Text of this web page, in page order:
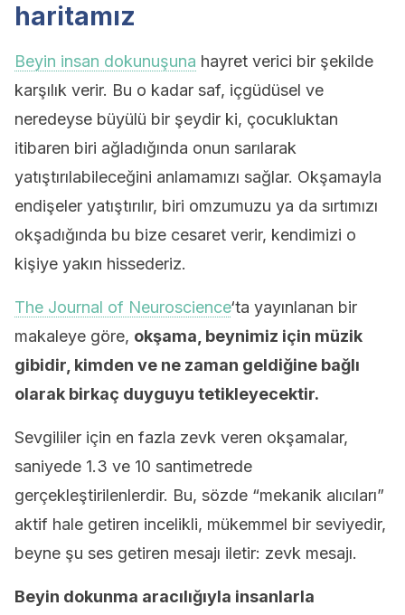
haritamız
Beyin insan dokunuşuna hayret verici bir şekilde
karşılık verir. Bu o kadar saf, içgüdüsel ve
neredeyse büyülü bir şeydir ki, çocukluktan
itibaren biri ağladığında onun sarılarak
yatıştırılabileceğini anlamamızı sağlar. Okşamayla
endişeler yatıştırılır, biri omzumuzu ya da sırtımızı
okşadığında bu bize cesaret verir, kendimizi o
kişiye yakın hissederiz.
The Journal of Neuroscience‘ta yayınlanan bir
makaleye göre, okşama, beynimiz için müzik
gibidir, kimden ve ne zaman geldiğine bağlı
olarak birkaç duyguyu tetikleyecektir.
Sevgililer için en fazla zevk veren okşamalar,
saniyede 1.3 ve 10 santimetrede
gerçekleştirilenlerdir. Bu, sözde “mekanik alıcıları”
aktif hale getiren incelikli, mükemmel bir seviyedir,
beyne şu ses getiren mesajı iletir: zevk mesajı.
Beyin dokunma aracılığıyla insanlarla